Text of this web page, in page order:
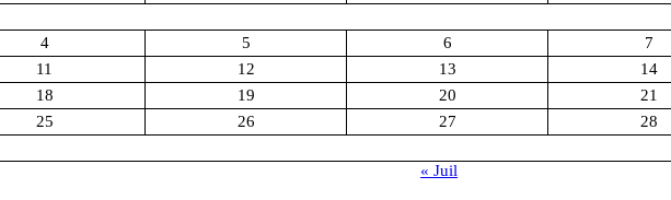
4 5 6 7
11 12 13 14
18 19 20 21
25 26 27 28
« Juil